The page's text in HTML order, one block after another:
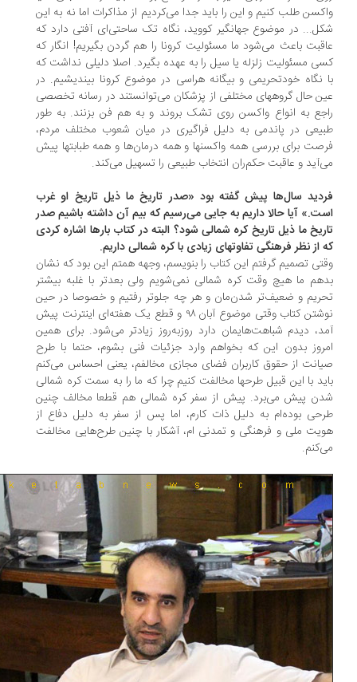
طلب کنیم و این را باید جدا می‌کردیم از مذاکرات اما نه به این
در موضوع جهانگیر کووید، نگاه تک ساحتی‌ای آفتی دارد که
باعث می‌شود ما مسئولیت کرونا را هم گردن بگیریم! انگار که
مسئولیت زلزله یا سیل را به عهده بگیرد. اصلا دلیلی نداشت که
نگاه خودتحریمی و بیگانه هراسی در موضوع کرونا بیندیشیم. در
حال گروههای مختلفی از پزشکان می‌توانستند در رسانه تخصصی
به انواع واکسن روی تشک بروند و به هم فن بزنند. به طور
در پاندمی به دلیل فراگیری در میان شعوب مختلف مردم،
برای بررسی همه‌ واکسنها و همه درمان‌ها و همه طبابتها پیش
و عاقبت حکم‌ران انتخاب طبیعی را تسهیل می‌کند.
سال‌ها پیش گفته بود «صدر تاریخ ما ذیل تاریخ او غرب
آیا حالا داریم به جایی می‌رسیم که بیم آن داشته باشیم صدر
ما ذیل تاریخ کره شمالی شود؟ البته در کتاب بارها اشاره کردی
از نظر فرهنگی تفاوتهای زیادی با کره شمالی داریم.
تصمیم گرفتم این کتاب را بنویسم، وجهه همتم این بود که نشان
ما هیچ وقت کره شمالی نمی‌شویم ولی بعدتر با غلبه بیشتر
و ضعیف‌تر شدن‌مان و هر چه جلوتر رفتیم و خصوصا در حین
نوشتن کتاب وقتی موضوع آبان ۹۸ و قطع یک هفته‌ای اینترنت پیش
دیدم شباهت‌هایمان دارد روزبه‌روز زیادتر می‌شود. برای همین
بدون این که بخواهم وارد جزئیات فنی بشوم، حتما با طرح
از حقوق کاربران فضای مجازی مخالفم، یعنی احساس می‌کنم
با این قبیل طرحها مخالفت کنیم چرا که ما را به سمت کره شمالی
پیش می‌برد. پیش از سفر کره شمالی هم قطعا مخالف چنین
بوده‌ام به دلیل ذات کارم، اما پس از سفر به دلیل دفاع از
ملی و فرهنگی و تمدنی ام، آشکار با چنین طرح‌هایی مخالفت